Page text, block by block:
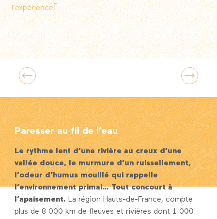
l’expérience
partir loin
Paresser au fil de l’eau
Le rythme lent d’une rivière au creux d’une
vallée douce, le murmure d’un ruissellement,
l’odeur d’humus mouillé qui rappelle
l’environnement primal… Tout concourt à
l’apaisement. La région Hauts-de-France, compte
plus de 8 000 km de fleuves et rivières dont 1 000